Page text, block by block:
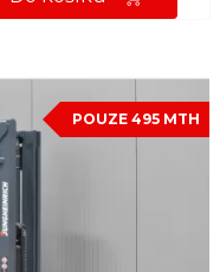
POUZE 495 MTH